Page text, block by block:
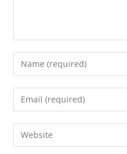
Enter
your
name
comment
Enter
your
email
address
Enter
your